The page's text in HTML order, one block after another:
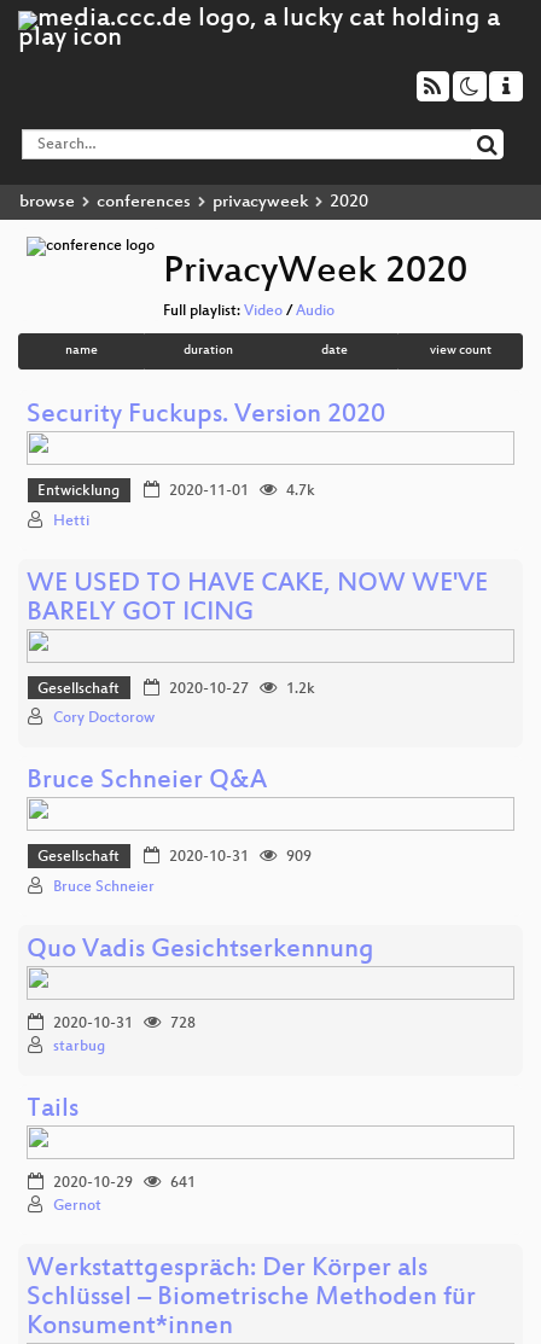
browse conferences privacyweek 2020
PrivacyWeek 2020
Full playlist: Video / Audio
name duration date view count
Security Fuckups. Version 2020
Entwicklung 2020-11-01
4.7k
Hetti
WE USED TO HAVE CAKE, NOW WE'VE
BARELY GOT ICING
Gesellschaft 2020-10-27
1.2k
Cory Doctorow
Bruce Schneier Q&A
Gesellschaft 2020-10-31
909
Bruce Schneier
Quo Vadis Gesichtserkennung
2020-10-31
728
starbug
Tails
2020-10-29
641
Gernot
Werkstattgespräch: Der Körper als
Schlüssel – Biometrische Methoden für
Konsument*innen